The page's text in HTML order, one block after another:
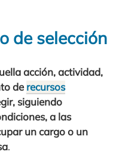
de selección
acción, actividad,
derecursos
siguiendo
a las
un cargo o un
.